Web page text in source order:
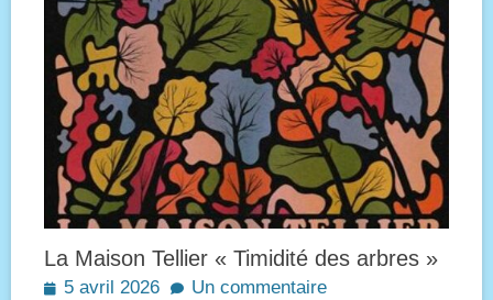
La Maison Tellier « Timidité des arbres »
Posted
5 avril 2026
Un commentaire